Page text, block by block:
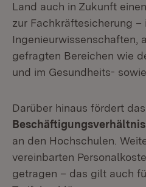
Land auch in Zukunft
zur Fachkräftesicherung –
Ingenieurwissenschaften,
gefragten Bereichen wie
und im Gesundheits-
Darüber hinaus fördert
an den Hochschulen.
vereinbarten
getragen – das gilt auch